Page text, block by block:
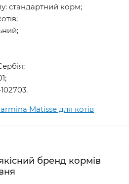
стандартний корм;
Matisse для котів
бренд кормів